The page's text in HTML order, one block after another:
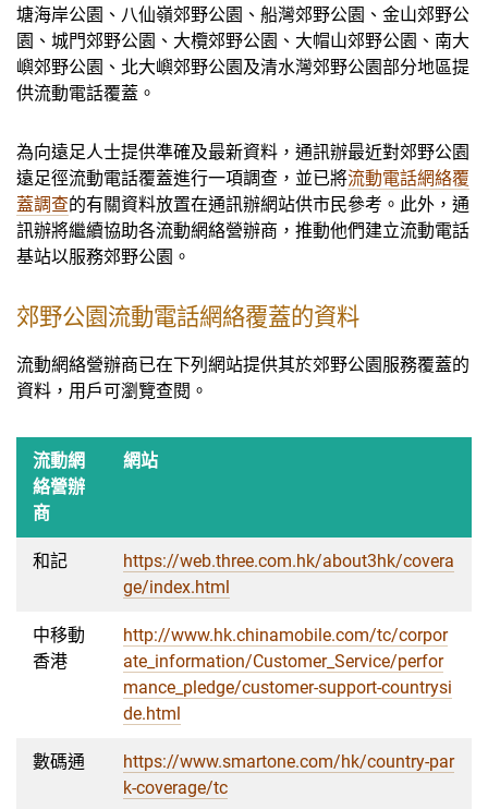
塘海岸公園、八仙嶺郊野公園、船灣郊野公園、金山郊野公
園、城門郊野公園、大欖郊野公園、大帽山郊野公園、南大
嶼郊野公園、北大嶼郊野公園及清水灣郊野公園部分地區提
供流動電話覆蓋。
為向遠足人士提供準確及最新資料，通訊辦最近對郊野公園
遠足徑流動電話覆蓋進行一項調查，並已將流動電話網絡覆
蓋調查的有關資料放置在通訊辦網站供市民參考。此外，通
訊辦將繼續協助各流動網絡營辦商，推動他們建立流動電話
基站以服務郊野公園。
郊野公園流動電話網絡覆蓋的資料
流動網絡營辦商已在下列網站提供其於郊野公園服務覆蓋的
資料，用戶可瀏覽查閱。
流動網
絡營辦
商
網站
和記
https://web.three.com.hk/about3hk/covera
ge/index.html
中移動
香港
http://www.hk.chinamobile.com/tc/corpor
ate_information/Customer_Service/perfor
mance_pledge/customer-support-countrysi
de.html
數碼通
https://www.smartone.com/hk/country-par
k-coverage/tc